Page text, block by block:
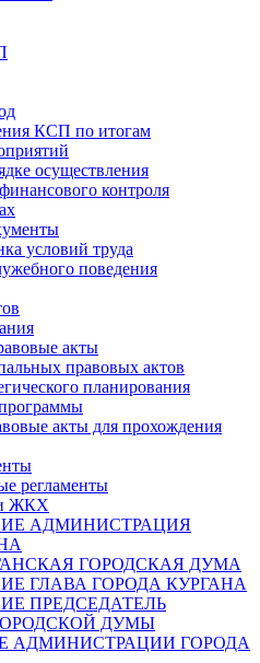
КСП по итогам
осуществления
контроля
условий труда
поведения
акты
правовых актов
планирования
акты для прохождения
регламенты
ЖКХ
АДМИНИСТРАЦИЯ
ГОРОДСКАЯ ДУМА
ГЛАВА ГОРОДА КУРГАНА
ПРЕДСЕДАТЕЛЬ
ДУМЫ
АДМИНИСТРАЦИИ ГОРОДА